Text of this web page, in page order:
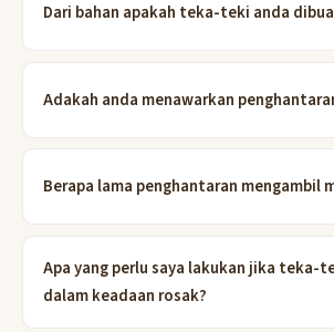
Dari bahan apakah teka-teki anda
Adakah anda menawarkan
Berapa lama penghantaran mengambil
Apa yang perlu saya lakukan jika teka-
dalam keadaan rosak?